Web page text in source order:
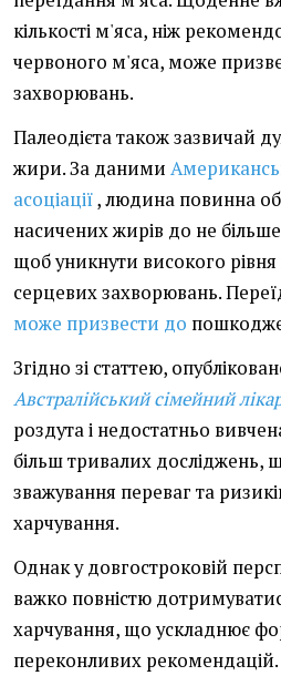
кількості м'яса, ніж
червоного м'яса, може
захворювань.
Палеодієта також зазвичай
жири. За даними
асоціації, людина повинна
насичених жирів до не
щоб уникнути високого рівня
серцевих захворювань.
може призвести до
Згідно зі статтею,
Австралійський сімейний
роздута і недостатньо
більш тривалих досліджень,
зважування переваг та
харчування.
Однак у довгостроковій
важко повністю
харчування, що ускладнює
переконливих рекомендацій.